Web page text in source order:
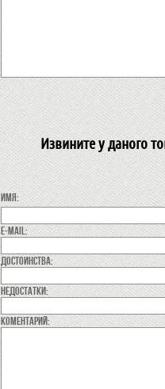
Извините у даного
Имя:
E-MAIL:
Достоинства:
недостатки:
коментарий: